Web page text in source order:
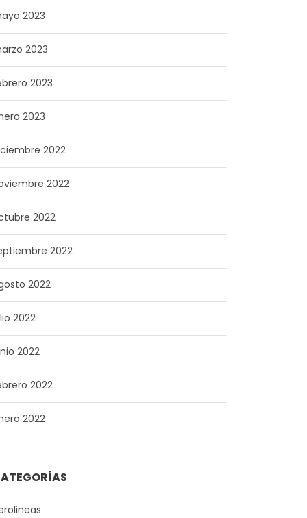
2023
2023
2023
2023
2022
2022
2022
2022
2022
2022
2022
2022
2022